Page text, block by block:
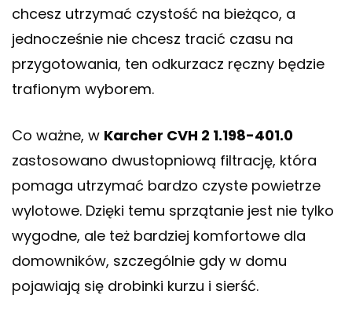
chcesz utrzymać czystość na bieżąco, a
jednocześnie nie chcesz tracić czasu na
przygotowania, ten odkurzacz ręczny będzie
trafionym wyborem.
Co ważne, w Karcher CVH 2 1.198-401.0
zastosowano dwustopniową filtrację, która
pomaga utrzymać bardzo czyste powietrze
wylotowe. Dzięki temu sprzątanie jest nie tylko
wygodne, ale też bardziej komfortowe dla
domowników, szczególnie gdy w domu
pojawiają się drobinki kurzu i sierść.